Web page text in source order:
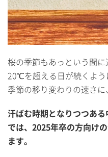
桜の季節もあっという間
20℃を超える日が続くよう
季節の移り変わりの速さに
汗ばむ時期となりつつあ
では、2025年卒の方向け
ます。